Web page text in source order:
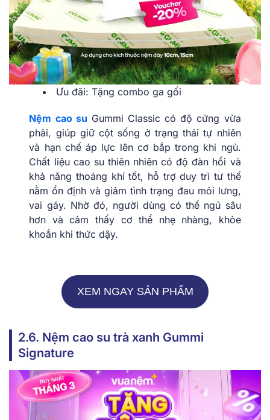
Ưu đãi: Tặng combo ga gối
Nệm cao su Gummi Classic có độ cứng vừa
phải, giúp giữ cột sống ở trạng thái tự nhiên
và hạn chế áp lực lên cơ bắp trong khi ngủ.
Chất liệu cao su thiên nhiên có độ đàn hồi và
khả năng thoáng khí tốt, hỗ trợ duy trì tư thế
nằm ổn định và giảm tình trạng đau mỏi lưng,
vai gáy. Nhờ đó, người dùng có thể ngủ sâu
hơn và cảm thấy cơ thể nhẹ nhàng, khỏe
khoắn khi thức dậy.
XEM NGAY SẢN PHẨM
2.6. Nệm cao su trà xanh Gummi
Signature